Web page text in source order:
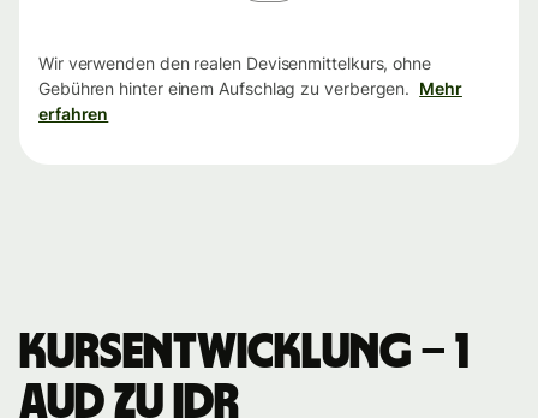
Wir verwenden den realen Devisenmittelkurs, ohne
Gebühren hinter einem Aufschlag zu verbergen. Mehr
erfahren
Kursentwicklung – 1
AUD zu IDR